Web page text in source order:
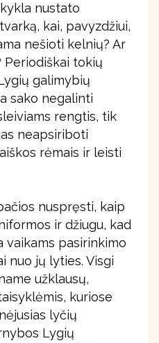
nustato
kai, pavyzdžiui,
nešioti kelnių? Ar
Periodiškai tokių
galimybių
sako negalinti
rengtis, tik
neapsiriboti
rėmais ir leisti
nuspręsti, kaip
ir džiugu, kad
vaikams pasirinkimo
nuo jų lyties. Visgi
užklausų,
kuriose
lyčių
Lygių